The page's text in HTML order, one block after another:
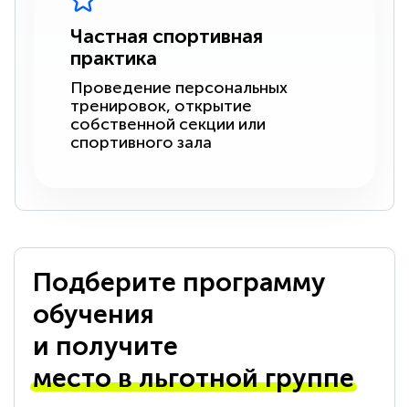
Частная спортивная
практика
Проведение персональных
тренировок, открытие
собственной секции или
спортивного зала
Подберите программу
обучения
и получите
место в льготной группе